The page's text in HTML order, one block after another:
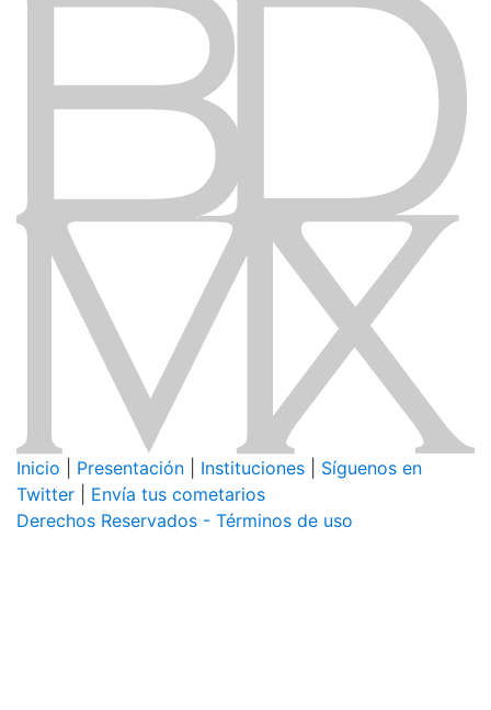
Inicio Presentación Instituciones
Síguenos en
Twitter
Envía tus cometarios
Derechos Reservados - Términos de uso